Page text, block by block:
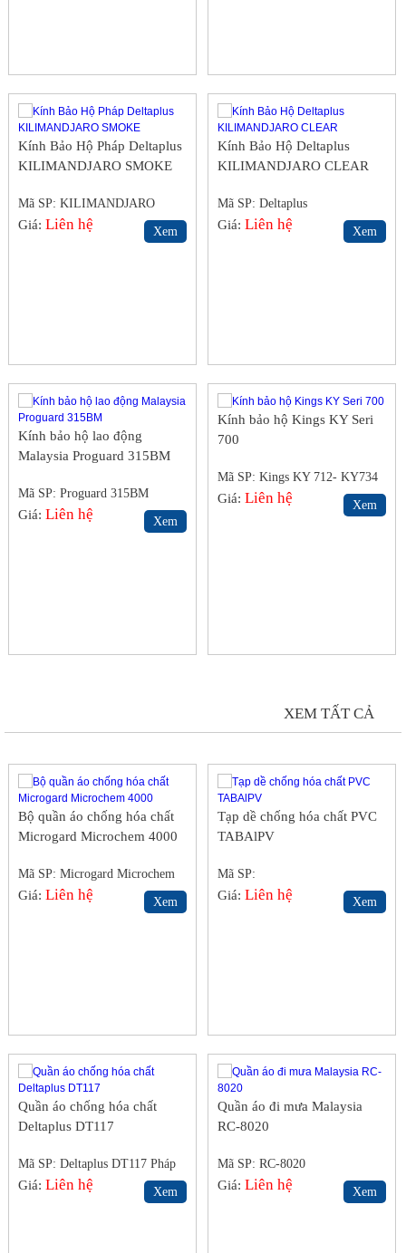
Kính Bảo Hộ Pháp Deltaplus
KILIMANDJARO SMOKE
Mã SP: KILIMANDJARO
SMOKE
Giá:Liên hệ Xem
Kính Bảo Hộ Deltaplus
KILIMANDJARO CLEAR
Mã SP: Deltaplus
KILIMANDJARO CLEAR
Giá:Liên hệ Xem
Kính bảo hộ lao động
Malaysia Proguard 315BM
Mã SP: Proguard 315BM
Giá:Liên hệ Xem
Kính bảo hộ Kings KY Seri
700
Mã SP: Kings KY 712- KY734
Giá:Liên hệ Xem
XEM TẤT CẢ
Bộ quần áo chống hóa chất
Microgard Microchem 4000
Mã SP: Microgard Microchem
4000
Giá:Liên hệ Xem
Tạp dề chống hóa chất PVC
TABAlPV
Mã SP:
Giá:Liên hệ Xem
Quần áo chống hóa chất
Deltaplus DT117
Mã SP: Deltaplus DT117 Pháp
Giá:Liên hệ Xem
Quần áo đi mưa Malaysia
RC-8020
Mã SP: RC-8020
Giá:Liên hệ Xem